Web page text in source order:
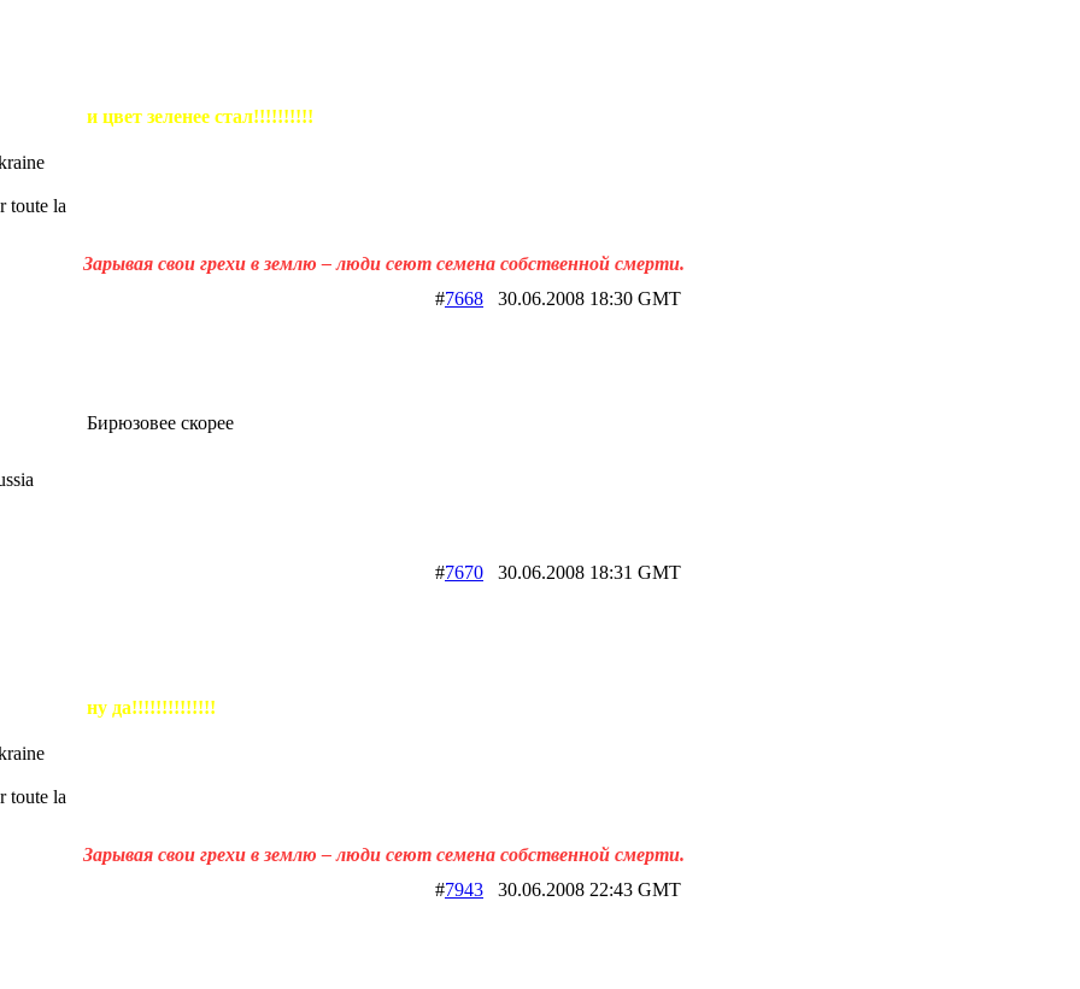
toute la
и цвет зеленее стал!!!!!!!!!!
Зарывая свои грехи в землю – люди сеют семена собственной смерти.
#7668 30.06.2008 18:30 GMT
Бирюзовее скорее
toute la
#7670 30.06.2008 18:31 GMT
ну да!!!!!!!!!!!!!!
Зарывая свои грехи в землю – люди сеют семена собственной смерти.
#7943 30.06.2008 22:43 GMT